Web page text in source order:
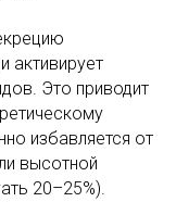
активирует
Это приводит
избавляется от
высотной
20–25%).